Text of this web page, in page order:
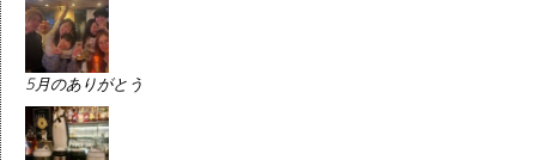
5月のありがとう